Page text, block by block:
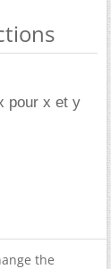
pour x et y
the